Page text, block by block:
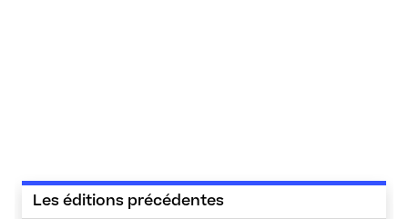
Les éditions précédentes